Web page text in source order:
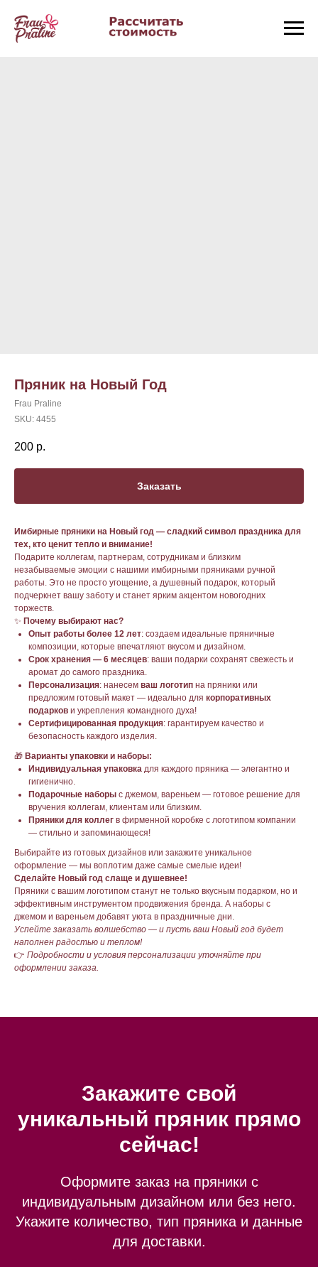
Пряник на Новый Год
Frau Praline
SKU: 4455
200 р.
Заказать
Имбирные пряники на Новый год — сладкий символ праздника для
тех, кто ценит тепло и внимание!
Подарите коллегам, партнерам, сотрудникам и близким
незабываемые эмоции с нашими имбирными пряниками ручной
работы. Это не просто угощение, а душевный подарок, который
подчеркнет вашу заботу и станет ярким акцентом новогодних
торжеств.
✨ Почему выбирают нас?
Опыт работы более 12 лет: создаем идеальные пряничные
композиции, которые впечатляют вкусом и дизайном.
Срок хранения — 6 месяцев: ваши подарки сохранят свежесть и
аромат до самого праздника.
Персонализация: нанесем ваш логотип на пряники или
предложим готовый макет — идеально для корпоративных
подарков и укрепления командного духа!
Сертифицированная продукция: гарантируем качество и
безопасность каждого изделия.
🎁 Варианты упаковки и наборы:
Индивидуальная упаковка для каждого пряника — элегантно и
гигиенично.
Подарочные наборы с джемом, вареньем — готовое решение для
вручения коллегам, клиентам или близким.
Пряники для коллег в фирменной коробке с логотипом компании
— стильно и запоминающеся!
Выбирайте из готовых дизайнов или закажите уникальное
оформление — мы воплотим даже самые смелые идеи!
Сделайте Новый год слаще и душевнее!
Пряники с вашим логотипом станут не только вкусным подарком, но и
эффективным инструментом продвижения бренда. А наборы с
джемом и вареньем добавят уюта в праздничные дни.
Успейте заказать волшебство — и пусть ваш Новый год будет
наполнен радостью и теплом!
👉 Подробности и условия персонализации уточняйте при
оформлении заказа.
Закажите свой
уникальный пряник прямо
сейчас!
Оформите заказ на пряники с
индивидуальным дизайном или без него.
Укажите количество, тип пряника и данные
для доставки.